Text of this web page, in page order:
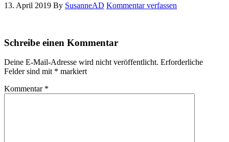
13. April 2019 By SusanneAD Kommentar verfassen
Schreibe einen Kommentar
Deine E-Mail-Adresse wird nicht veröffentlicht. Erforderliche
Felder sind mit * markiert
Kommentar *